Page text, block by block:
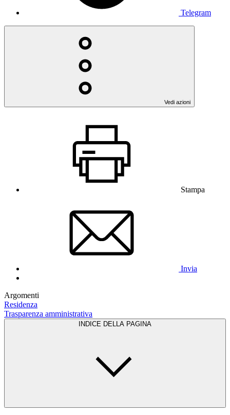
Telegram
Vedi azioni
Stampa
Invia
Argomenti
Residenza
Trasparenza amministrativa
INDICE DELLA PAGINA